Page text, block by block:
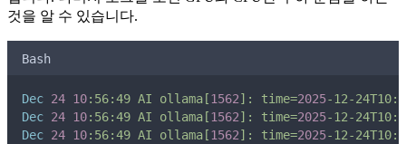
것을 알 수 있습니다.
Bash
Dec 24 10:56:49 AI ollama[1562]: time=2025-12-
Dec 24 10:56:49 AI ollama[1562]: time=2025-12-
Dec 24 10:56:49 AI ollama[1562]: time=2025-12-